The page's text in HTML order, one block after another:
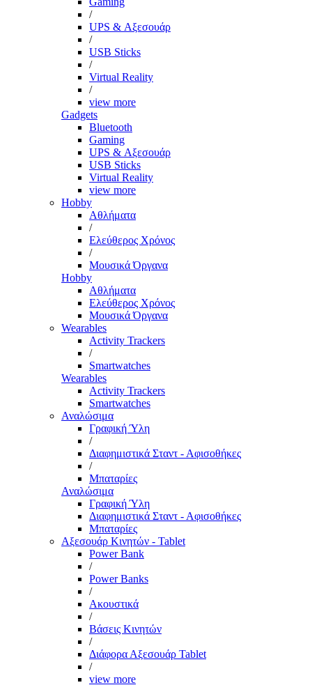
/
UPS & Αξεσουάρ
/
USB Sticks
/
Virtual Reality
/
view more
Gadgets
Bluetooth
Gaming
UPS & Αξεσουάρ
USB Sticks
Virtual Reality
view more
Hobby
Αθλήματα
/
Ελεύθερος Χρόνος
/
Μουσικά Όργανα
Hobby
Αθλήματα
Ελεύθερος Χρόνος
Μουσικά Όργανα
Wearables
Activity Trackers
/
Smartwatches
Wearables
Activity Trackers
Smartwatches
Αναλώσιμα
Γραφική Ύλη
/
Διαφημιστικά Σταντ - Αφισοθήκες
/
Μπαταρίες
Αναλώσιμα
Γραφική Ύλη
Διαφημιστικά Σταντ - Αφισοθήκες
Μπαταρίες
Αξεσουάρ Κινητών - Tablet
Power Bank
/
Power Banks
/
Ακουστικά
/
Βάσεις Κινητών
/
Διάφορα Αξεσουάρ Tablet
/
view more